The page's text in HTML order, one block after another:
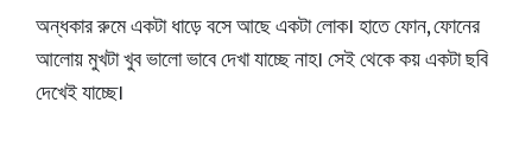
অন্ধকার রুমে একটা ধাড়ে বসে আছে একটা লোক। হাতে ফোন, ফোনের
আলোয় মুখটা খুব ভালো ভাবে দেখা যাচ্ছে নাহ। সেই থেকে কয় একটা ছবি
দেখেই যাচ্ছে।